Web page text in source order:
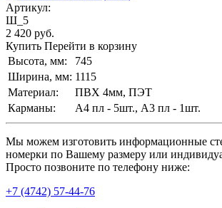
Артикул:
Ш_5
2 420 руб.
Купить Перейти в корзину
Высота, мм:
745
Ширина, мм: 1115
Материал:
ПВХ 4мм, ПЭТ
Карманы:
А4 пл - 5шт., А3 пл - 1шт.
Мы можем изготовить информационные
номерки по Вашему размеру или
Просто позвоните по телефону ниже:
+7 (4742) 57-44-76